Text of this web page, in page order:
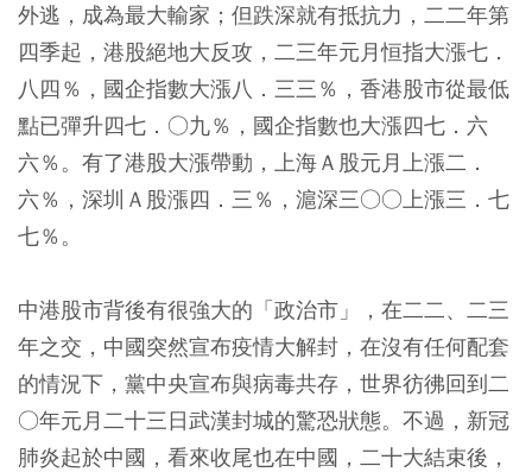
外逃，成為最大輸家；但跌深就有抵抗力，二二年第
四季起，港股絕地大反攻，二三年元月恒指大漲七．
八四％，國企指數大漲八．三三％，香港股市從最低
點已彈升四七．○九％，國企指數也大漲四七．六
六％。有了港股大漲帶動，上海Ａ股元月上漲二．
六％，深圳Ａ股漲四．三％，滬深三○○上漲三．七
七％。
中港股市背後有很強大的「政治市」，在二二、二三
年之交，中國突然宣布疫情大解封，在沒有任何配套
的情況下，黨中央宣布與病毒共存，世界彷彿回到二
○年元月二十三日武漢封城的驚恐狀態。不過，新冠
肺炎起於中國，看來收尾也在中國，二十大結束後，